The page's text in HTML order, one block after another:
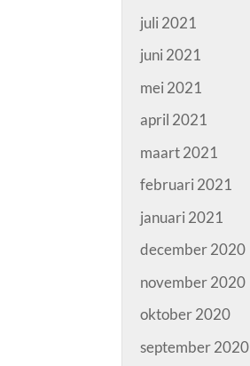
juli 2021
juni 2021
mei 2021
april 2021
maart 2021
februari 2021
januari 2021
december 2020
november 2020
oktober 2020
september 2020